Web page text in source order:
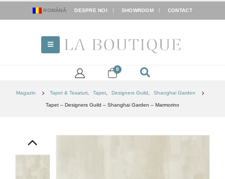
ROMÂNĂ DESPRE NOI SHOWROOM CONTACT
0
Magazin Tapet & Tesaturi, Tapet, Designers Guild Shanghai Garden
Tapet – Designers Guild – Shanghai Garden – Marmorino